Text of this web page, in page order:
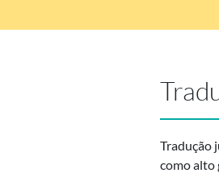
Tradução
como alto